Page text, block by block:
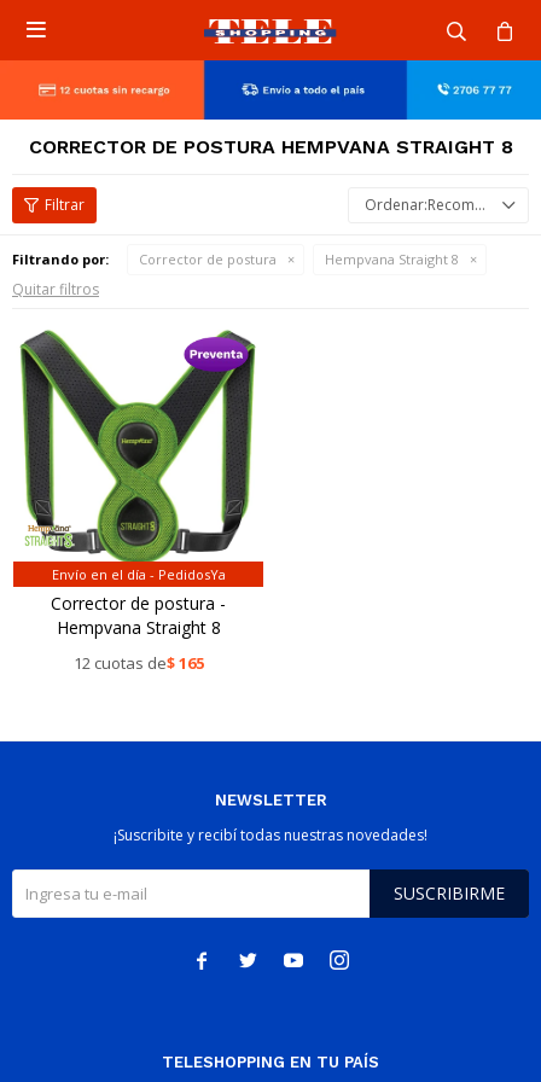

CORRECTOR DE POSTURA HEMPVANA STRAIGHT 8
Recomendados
Filtrando por: Corrector de postura Hempvana Straight 8
Quitar filtros
Envío en el día - PedidosYa
Corrector de postura -
Hempvana Straight 8
12 cuotas de$165
NEWSLETTER
¡Suscribite y recibí todas nuestras novedades!
SUSCRIBIRME
   
TELESHOPPING EN TU PAÍS